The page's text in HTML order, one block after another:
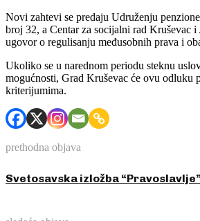
Novi zahtevi se predaju Udruženju
broj 32, a Centar za socijalni rad Kruševac
ugovor o regulisanju međusobnih prava i
Ukoliko se u narednom periodu steknu
mogućnosti, Grad Kruševac će ovu odluku
kriterijumima.
prethodna objava
Svetosavska izložba “Pravoslavlje”